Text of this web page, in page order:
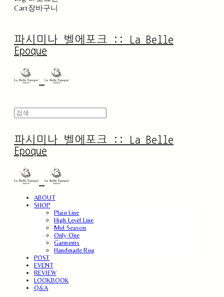
Cart장바구니
파시미나 벨에포크 :: La Belle
Epoque
파시미나 벨에포크 :: La Belle
Epoque
ABOUT
SHOP
Plain Line
High Level Line
Mid Season
Only One
Garments
Handmade Rug
POST
EVENT
REVIEW
LOOKBOOK
Q&A